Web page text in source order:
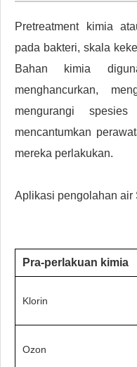
Pretreatment kimia
pada bakteri, skala
Bahan kimia
menghancurkan,
mengurangi
mencantumkan
mereka perlakukan.
Aplikasi pengolahan air
Pra-perlakuan kimia
Klorin
Ozon